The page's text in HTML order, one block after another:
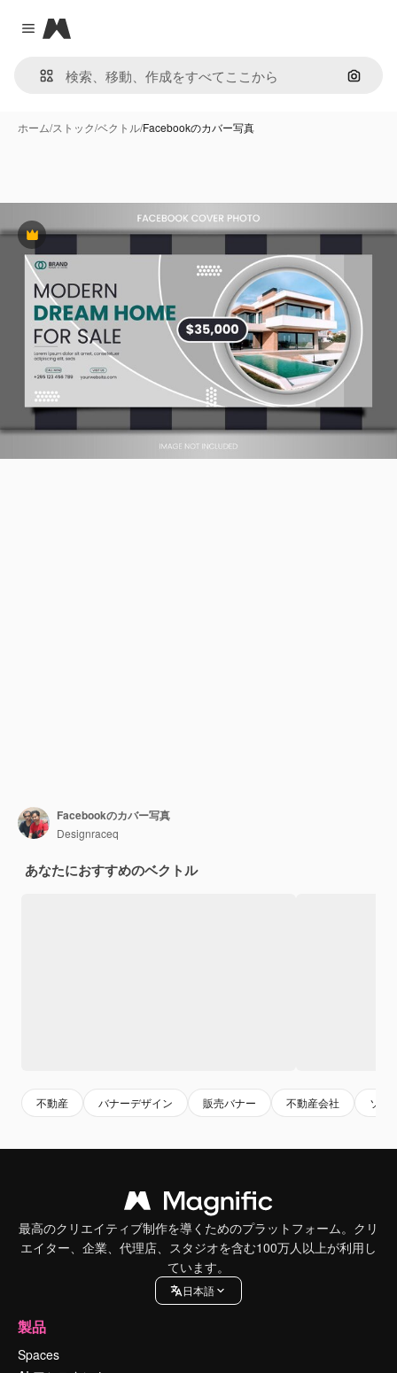
Close menu
Magnific
画像で
ホーム/ストック/ベクトル/Facebookのカバー写真
Premium
Facebookのカバー写真
Designraceq
あなたにおすすめのベクトル
不動産 バナーデザイン 販売バナー 不動産会社 ソー
最高のクリエイティブ制作を導くためのプラットフォーム。クリ
エイター、企業、代理店、スタジオを含む100万人以上が利用し
ています。
日本語
製品
Spaces